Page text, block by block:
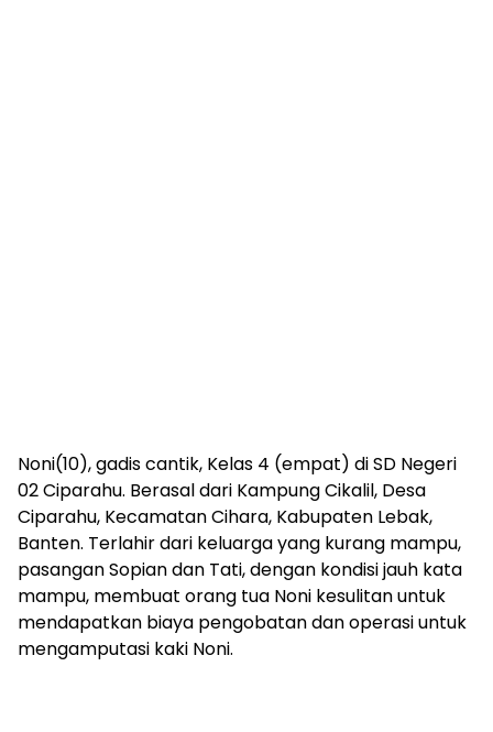
Noni(10), gadis cantik, Kelas 4 (empat) di SD Negeri
02 Ciparahu. Berasal dari Kampung Cikalil, Desa
Ciparahu, Kecamatan Cihara, Kabupaten Lebak,
Banten. Terlahir dari keluarga yang kurang mampu,
pasangan Sopian dan Tati, dengan kondisi jauh kata
mampu, membuat orang tua Noni kesulitan untuk
mendapatkan biaya pengobatan dan operasi untuk
mengamputasi kaki Noni.